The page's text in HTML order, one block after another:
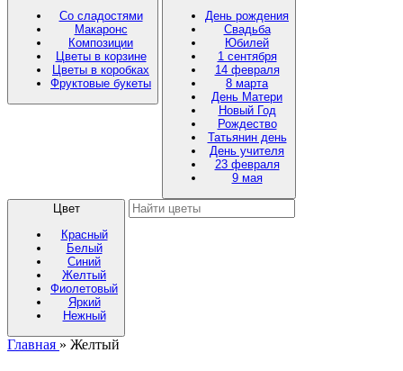
Со сладостями
Макаронс
Композиции
Цветы в корзине
Цветы в коробках
Фруктовые букеты
День рождения
Свадьба
Юбилей
1 сентября
14 февраля
8 марта
День Матери
Новый Год
Рождество
Татьянин день
День учителя
23 февраля
9 мая
Цвет
Красный
Белый
Синий
Желтый
Фиолетовый
Яркий
Нежный
Главная » Желтый